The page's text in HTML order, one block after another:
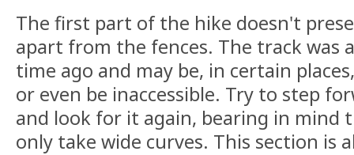
The first part of the hike doesn't
apart from the fences. The track was
time ago and may be, in certain
or even be inaccessible. Try to step
and look for it again, bearing in mind
only take wide curves. This section is